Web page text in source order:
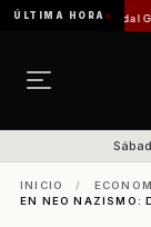
ÚLTIMA HORA
Vidal Guerra]
INICIO /
EN NEO NAZISMO: